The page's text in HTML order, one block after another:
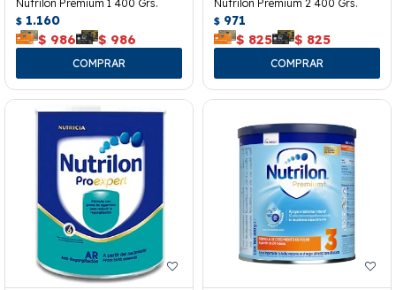
Nutrilon Premium 1 400 Grs.
$ 1.160
$ 986 $ 986
Nutrilon Premium 2 400 Grs.
$ 971
$ 825 $ 825